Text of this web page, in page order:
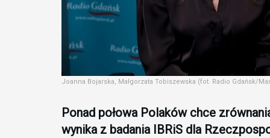
Joanna Bojarska, Małgorzata Tobiszewska (fot. Radio Gdańsk/
Ponad połowa Polaków chce
wynika z badania IBRiS dla